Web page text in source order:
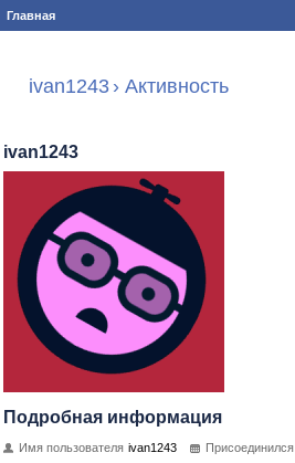
Главная
ivan1243 › Активность
ivan1243
Подробная информация
Имя пользователя ivan1243 Присоединился